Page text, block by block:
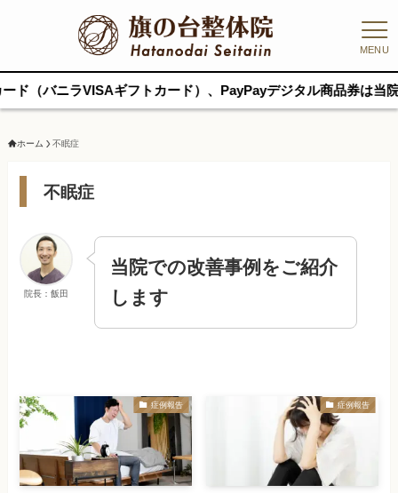
MENU
ラVISAギフトカード）、PayPayデジタル商品券は当院で使え
ホーム 不眠症
不眠症
院長：飯田
当院での改善事例をご紹介
します
症例報告 症例報告